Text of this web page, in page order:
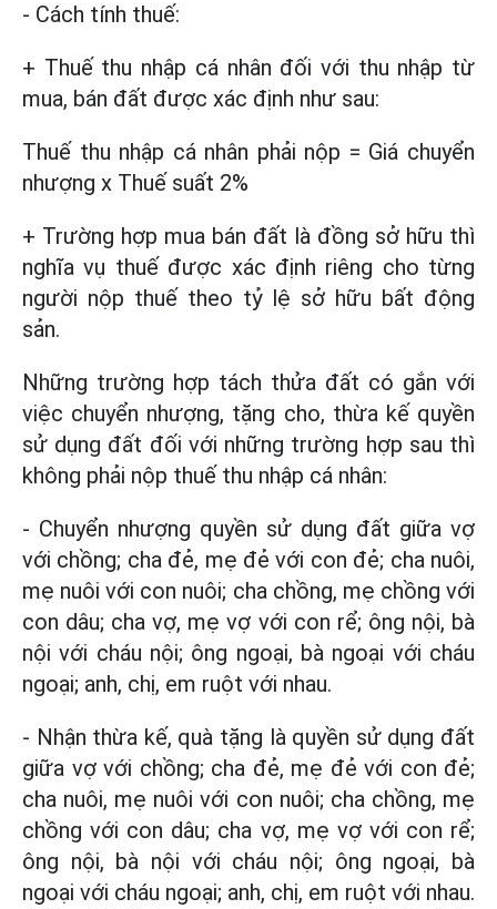
- Cách tính thuế:
+ Thuế thu nhập cá nhân đối với thu nhập từ
mua, bán đất được xác định như sau:
Thuế thu nhập cá nhân phải nộp = Giá chuyển
nhượng x Thuế suất 2%
+ Trường hợp mua bán đất là đồng sở hữu thì
nghĩa vụ thuế được xác định riêng cho từng
người nộp thuế theo tỷ lệ sở hữu bất động
sản.
Những trường hợp tách thửa đất có gắn với
việc chuyển nhượng, tặng cho, thừa kế quyền
sử dụng đất đối với những trường hợp sau thì
không phải nộp thuế thu nhập cá nhân:
- Chuyển nhượng quyền sử dụng đất giữa vợ
với chồng; cha đẻ, mẹ đẻ với con đẻ; cha nuôi,
mẹ nuôi với con nuôi; cha chồng, mẹ chồng với
con dâu; cha vợ, mẹ vợ với con rể; ông nội, bà
nội với cháu nội; ông ngoại, bà ngoại với cháu
ngoại; anh, chị, em ruột với nhau.
- Nhận thừa kế, quà tặng là quyền sử dụng đất
giữa vợ với chồng; cha đẻ, mẹ đẻ với con đẻ;
cha nuôi, mẹ nuôi với con nuôi; cha chồng, mẹ
chồng với con dâu; cha vợ, mẹ vợ với con rể;
ông nội, bà nội với cháu nội; ông ngoại, bà
ngoại với cháu ngoại; anh, chị, em ruột với nhau.